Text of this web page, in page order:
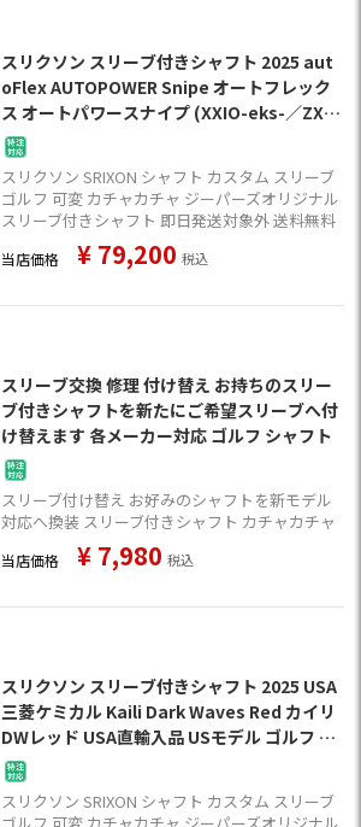
スリクソン スリーブ付きシャフト 2025 aut
oFlex AUTOPOWER Snipe オートフレック
ス オートパワースナイプ (XXIO-eks-／ZX7,
5／Z785／Z765／Z565)
スリクソン SRIXON シャフト カスタム スリーブ
ゴルフ 可変 カチャカチャ ジーパーズオリジナル
スリーブ付きシャフト 即日発送対象外 送料無料
当店価格 ¥ 79,200 税込
スリーブ交換 修理 付け替え お持ちのスリー
ブ付きシャフトを新たにご希望スリーブへ付
け替えます 各メーカー対応 ゴルフ シャフト
スリーブ付け替え お好みのシャフトを新モデル
対応へ換装 スリーブ付きシャフト カチャカチャ
当店価格 ¥ 7,980 税込
スリクソン スリーブ付きシャフト 2025 USA
三菱ケミカル Kaili Dark Waves Red カイリ
DWレッド USA直輸入品 USモデル ゴルフ シ
ャフト (XXIO-eks-／ZX7,5／Z785／Z765／
Z565)
スリクソン SRIXON シャフト カスタム スリーブ